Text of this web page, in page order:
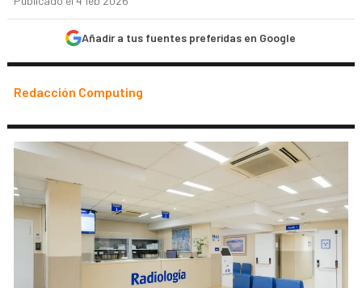
Añadir a tus fuentes preferidas en Google
Redacción Computing